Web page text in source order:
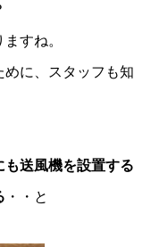
すね。
に、スタッフも知
送風機を設置する
・・と